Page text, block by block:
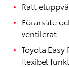
Ratt
Förarsäte
ventilerat
Toyota Easy
flexibel